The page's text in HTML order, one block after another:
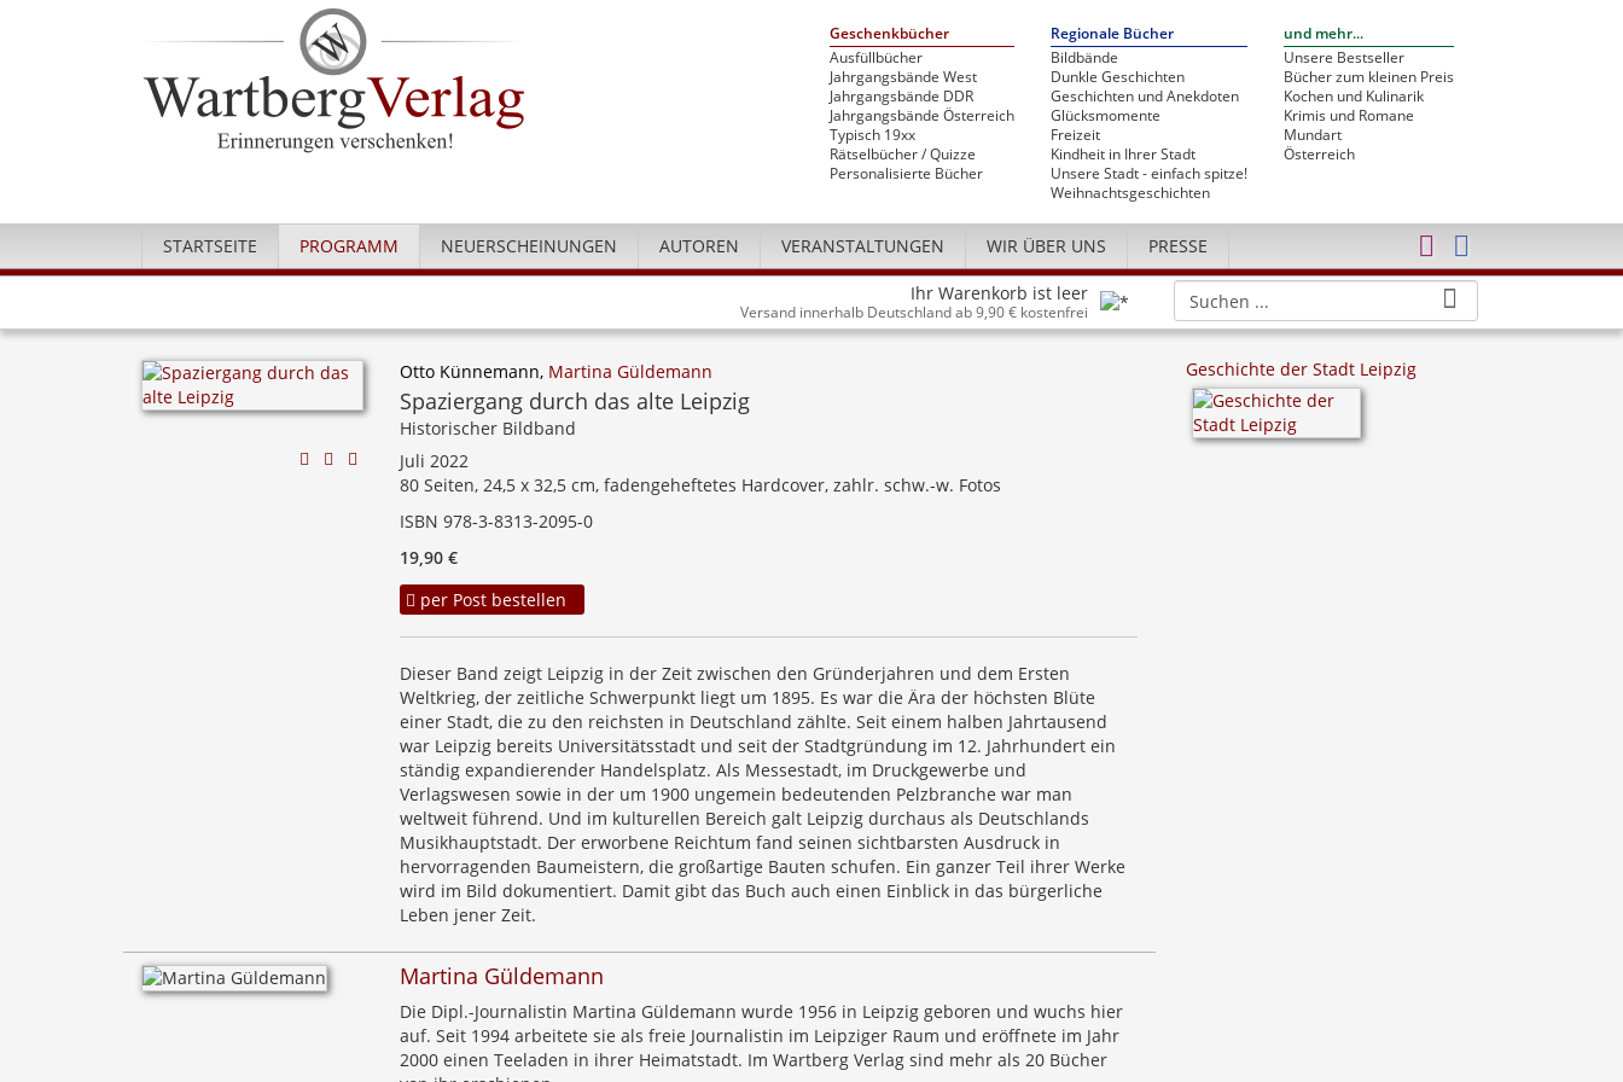
Geschenkbücher
Ausfüllbücher
Jahrgangsbände West
Jahrgangsbände DDR
Jahrgangsbände Österreich
Typisch 19xx
Rätselbücher / Quizze
Personalisierte Bücher
Regionale Bücher
Bildbände
Dunkle Geschichten
Geschichten und Anekdoten
Glücksmomente
Freizeit
Kindheit in Ihrer Stadt
Unsere Stadt - einfach spitze!
Weihnachtsgeschichten
und mehr...
Unsere Bestseller
Bücher zum kleinen Preis
Kochen und Kulinarik
Krimis und Romane
Mundart
Österreich
STARTSEITE PROGRAMM NEUERSCHEINUNGEN AUTOREN VERANSTALTUNGEN WIR ÜBER UNS PRESSE
Ihr Warenkorb ist leer
Versand innerhalb Deutschland ab 9,90 € kostenfrei
Otto Künnemann, Martina Güldemann
Spaziergang durch das alte Leipzig
Historischer Bildband
Juli 2022
80 Seiten, 24,5 x 32,5 cm, fadengeheftetes Hardcover, zahlr. schw.-w. Fotos
ISBN 978-3-8313-2095-0
19,90 €
per Post bestellen
Dieser Band zeigt Leipzig in der Zeit zwischen den Gründerjahren und dem Ersten
Weltkrieg, der zeitliche Schwerpunkt liegt um 1895. Es war die Ära der höchsten Blüte
einer Stadt, die zu den reichsten in Deutschland zählte. Seit einem halben Jahrtausend
war Leipzig bereits Universitätsstadt und seit der Stadtgründung im 12. Jahrhundert ein
ständig expandierender Handelsplatz. Als Messestadt, im Druckgewerbe und
Verlagswesen sowie in der um 1900 ungemein bedeutenden Pelzbranche war man
weltweit führend. Und im kulturellen Bereich galt Leipzig durchaus als Deutschlands
Musikhauptstadt. Der erworbene Reichtum fand seinen sichtbarsten Ausdruck in
hervorragenden Baumeistern, die großartige Bauten schufen. Ein ganzer Teil ihrer Werke
wird im Bild dokumentiert. Damit gibt das Buch auch einen Einblick in das bürgerliche
Leben jener Zeit.
Martina Güldemann
Die Dipl.-Journalistin Martina Güldemann wurde 1956 in Leipzig geboren und wuchs hier
auf. Seit 1994 arbeitete sie als freie Journalistin im Leipziger Raum und eröffnete im Jahr
2000 einen Teeladen in ihrer Heimatstadt. Im Wartberg Verlag sind mehr als 20 Bücher
Geschichte der Stadt Leipzig